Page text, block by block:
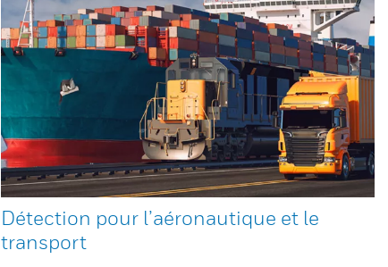
Détection pour l’aéronautique et le
transport